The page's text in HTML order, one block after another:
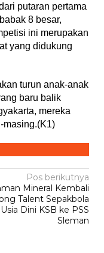
putaran pertama
8 besar,
ini merupakan
yang didukung
turun anak-anak
baru balik
mereka
masing.(K1)
Pos berikutnya
Mineral Kembali
Talent Sepakbola
Usia Dini KSB ke PSS
Sleman